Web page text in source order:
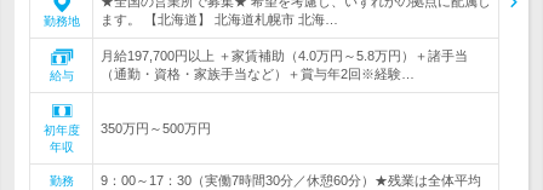
勤務地
ます。 【北海道】 北海道札幌市 北海…
給与
月給197,700円以上 ＋家賃補助（4.0万円～5.8万円）＋諸手当
（通勤・資格・家族手当など）＋賞与年2回※経験…
初年度
年収
350万円～500万円
勤務
9：00～17：30（実働7時間30分／休憩60分）★残業は全体平均